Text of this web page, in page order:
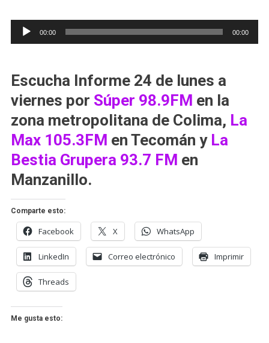
Reproductor
de
00:00 00:00
Escucha Informe 24 de lunes a
viernes por Súper 98.9FM en la
zona metropolitana de Colima, La
Max 105.3FM en Tecomán y La
Bestia Grupera 93.7 FM en
Manzanillo.
Comparte esto:
Facebook X WhatsApp
LinkedIn Correo electrónico Imprimir
Threads
Me gusta esto: